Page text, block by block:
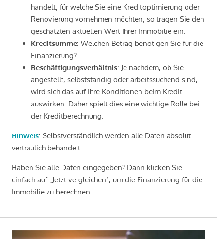
handelt, für welche Sie eine Kreditoptimierung oder
Renovierung vornehmen möchten, so tragen Sie den
geschätzten aktuellen Wert Ihrer Immobilie ein.
Kreditsumme: Welchen Betrag benötigen Sie für die
Finanzierung?
Beschäftigungsverhältnis: Je nachdem, ob Sie
angestellt, selbstständig oder arbeitssuchend sind,
wird sich das auf Ihre Konditionen beim Kredit
auswirken. Daher spielt dies eine wichtige Rolle bei
der Kreditberechnung.
Hinweis: Selbstverständlich werden alle Daten absolut
vertraulich behandelt.
Haben Sie alle Daten eingegeben? Dann klicken Sie
einfach auf „Jetzt vergleichen“, um die Finanzierung für die
Immobilie zu berechnen.